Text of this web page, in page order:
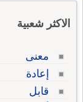
الاكثر شعبية
معنى
إعادة
قابل